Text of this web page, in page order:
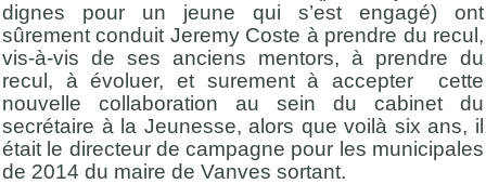
dignes pour un jeune qui s’est engagé) ont
sûrement conduit Jeremy Coste à prendre du recul,
vis-à-vis de ses anciens mentors, à prendre du
recul, à évoluer, et surement à accepter cette
nouvelle collaboration au sein du cabinet du
secrétaire à la Jeunesse, alors que voilà six ans, il
était le directeur de campagne pour les municipales
de 2014 du maire de Vanves sortant.